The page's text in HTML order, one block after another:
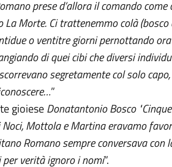
prese d’allora il comando
La Morte. Ci trattenemmo colà
o ventitre giorni pernottando
di quei cibi che diversi
segretamente col solo
”
gioieseDonatantonio Bosco
Mottola e Martina eravamo
Romano sempre conversava
verità ignoro i nomi”.